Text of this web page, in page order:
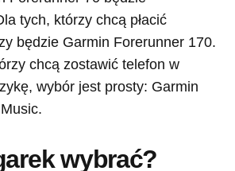
tych, którzy chcą płacić
będzie Garmin Forerunner 170.
chcą zostawić telefon w
wybór jest prosty: Garmin
wybrać?